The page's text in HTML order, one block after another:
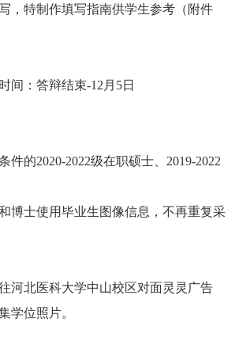
，特制作填写指南供学生参考（附件
间：答辩结束-12月5日
件的2020-2022级在职硕士、2019-2022
博士使用毕业生图像信息，不再重复采
河北医科大学中山校区对面灵灵广告
学位照片。